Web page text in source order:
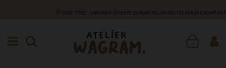
CODE "FREE" : LIVRAISON OFFERTE EN POINT RELAIS DÈS 100 EUROS D'ACHAT EN